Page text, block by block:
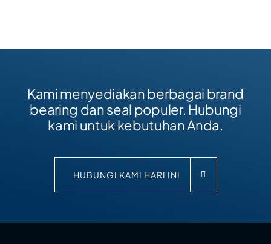
Kami menyediakan berbagai brand
bearing dan seal populer. Hubungi
kami untuk kebutuhan Anda.
HUBUNGI KAMI HARI INI